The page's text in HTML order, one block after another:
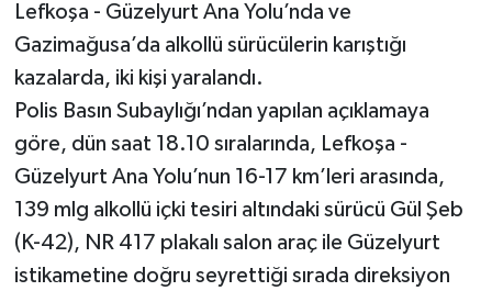
Lefkoşa - Güzelyurt Ana Yolu’nda ve
Gazimağusa’da alkollü sürücülerin karıştığı
kazalarda, iki kişi yaralandı.
Polis Basın Subaylığı’ndan yapılan açıklamaya
göre, dün saat 18.10 sıralarında, Lefkoşa -
Güzelyurt Ana Yolu’nun 16-17 km’leri arasında,
139 mlg alkollü içki tesiri altındaki sürücü Gül Şeb
(K-42), NR 417 plakalı salon araç ile Güzelyurt
istikametine doğru seyrettiği sırada direksiyon